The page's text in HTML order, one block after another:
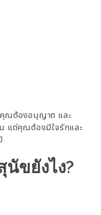
คุณต้องอนุญาต และ
น แต่คุณต้องมีใจรักและ
ขยังไง?